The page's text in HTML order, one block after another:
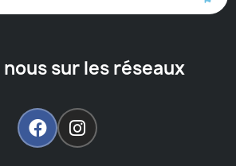
sur les réseaux